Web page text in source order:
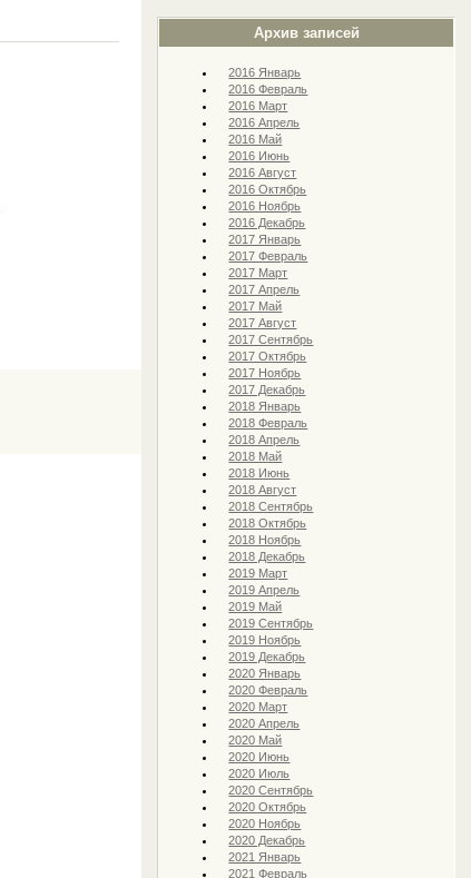
Архив записей
2016 Январь
2016 Февраль
2016 Март
2016 Апрель
2016 Май
2016 Июнь
2016 Август
2016 Октябрь
2016 Ноябрь
2016 Декабрь
2017 Январь
2017 Февраль
2017 Март
2017 Апрель
2017 Май
2017 Август
2017 Сентябрь
2017 Октябрь
2017 Ноябрь
2017 Декабрь
2018 Январь
2018 Февраль
2018 Апрель
2018 Май
2018 Июнь
2018 Август
2018 Сентябрь
2018 Октябрь
2018 Ноябрь
2018 Декабрь
2019 Март
2019 Апрель
2019 Май
2019 Сентябрь
2019 Ноябрь
2019 Декабрь
2020 Январь
2020 Февраль
2020 Март
2020 Апрель
2020 Май
2020 Июнь
2020 Июль
2020 Сентябрь
2020 Октябрь
2020 Ноябрь
2020 Декабрь
2021 Январь
2021 Февраль